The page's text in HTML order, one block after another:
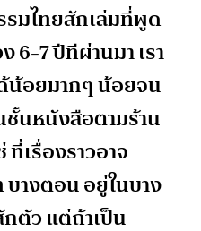
มไทยสักเล่มที่พูด
6-7 ปีทีผ่านมา เรา
น้อยมากๆ น้อยจน
นหนังสือตามร้าน
เรื่องราวอาจ
างตอน อยู่ในบาง
ตัว แต่ถ้าเป็น